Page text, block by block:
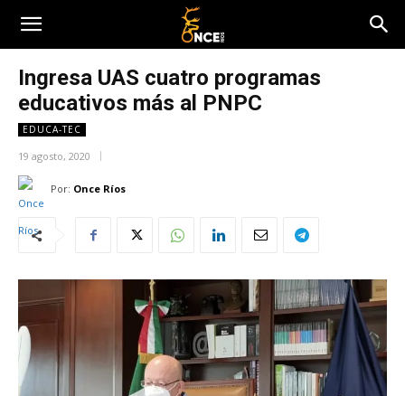
Ingresa UAS cuatro programas
educativos más al PNPC
EDUCA-TEC
19 agosto, 2020
Por: Once Ríos